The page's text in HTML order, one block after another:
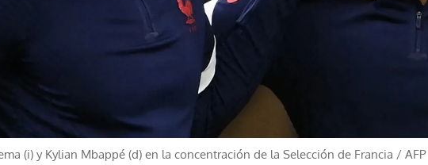
(i) y Kylian Mbappé (d) en la concentración de la Selección de Francia / AFP